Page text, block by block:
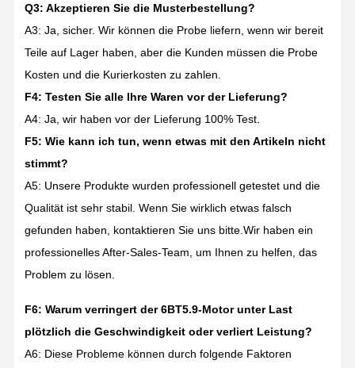
Q3: Akzeptieren Sie die Musterbestellung?
A3: Ja, sicher. Wir können die Probe liefern, wenn wir bereit
Teile auf Lager haben, aber die Kunden müssen die Probe
Kosten und die Kurierkosten zu zahlen.
F4: Testen Sie alle Ihre Waren vor der Lieferung?
A4: Ja, wir haben vor der Lieferung 100% Test.
F5: Wie kann ich tun, wenn etwas mit den Artikeln nicht
stimmt?
A5: Unsere Produkte wurden professionell getestet und die
Qualität ist sehr stabil. Wenn Sie wirklich etwas falsch
gefunden haben, kontaktieren Sie uns bitte.Wir haben ein
professionelles After-Sales-Team, um Ihnen zu helfen, das
Problem zu lösen.
F6: Warum verringert der 6BT5.9-Motor unter Last
plötzlich die Geschwindigkeit oder verliert Leistung?
A6: Diese Probleme können durch folgende Faktoren